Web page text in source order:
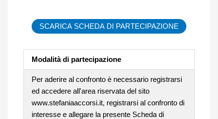
SCARICA SCHEDA DI PARTECIPAZIONE
Modalità di partecipazione
Per aderire al confronto è necessario registrarsi
ed accedere all'area riservata del sito
www.stefaniaaccorsi.it, registrarsi al confronto di
interesse e allegare la presente Scheda di